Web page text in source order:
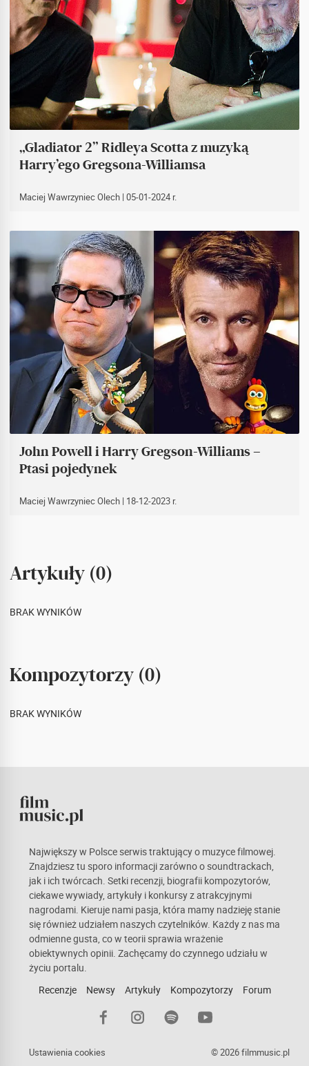
„Gladiator 2” Ridleya Scotta z muzyką
Harry’ego Gregsona-Williamsa
Maciej Wawrzyniec Olech | 05-01-2024 r.
John Powell i Harry Gregson-Williams –
Ptasi pojedynek
Maciej Wawrzyniec Olech | 18-12-2023 r.
Artykuły (0)
BRAK WYNIKÓW
Kompozytorzy (0)
BRAK WYNIKÓW
Największy w Polsce serwis traktujący o muzyce filmowej.
Znajdziesz tu sporo informacji zarówno o soundtrackach,
jak i ich twórcach. Setki recenzji, biografii kompozytorów,
ciekawe wywiady, artykuły i konkursy z atrakcyjnymi
nagrodami. Kieruje nami pasja, która mamy nadzieję stanie
się również udziałem naszych czytelników. Każdy z nas ma
odmienne gusta, co w teorii sprawia wrażenie
obiektywnych opinii. Zachęcamy do czynnego udziału w
życiu portalu.
Recenzje
Newsy Artykuły Kompozytorzy Forum
Ustawienia cookies © 2026 filmmusic.pl